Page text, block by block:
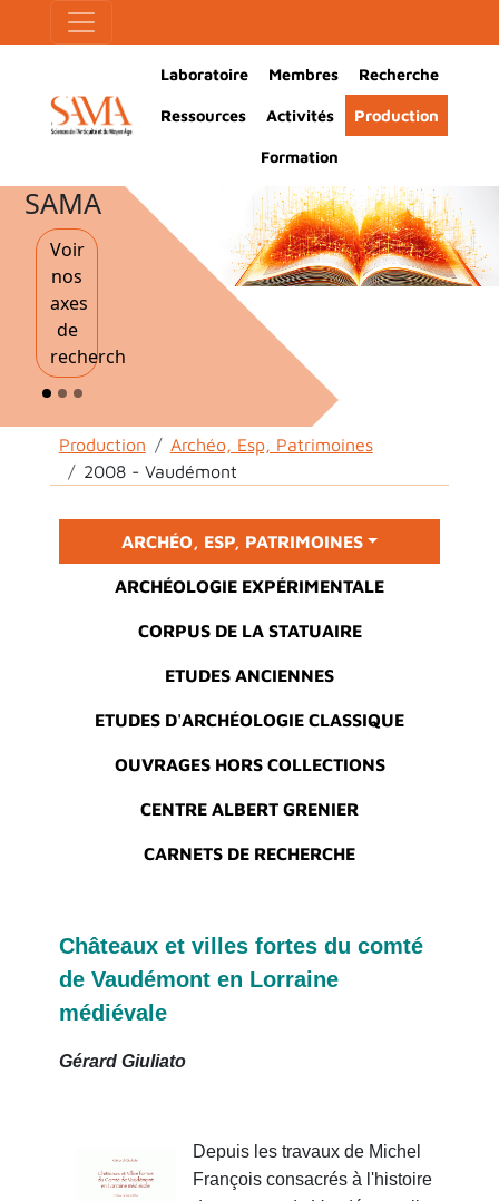
Aller au contenu principal
Main Navigation
Laboratoire Membres Recherche
Ressources Activités Production
Formation
SAMA
Voir
nos
axes
de
recherche
Fil d'Ariane
Production
Archéo, Esp, Patrimoines
2008 - Vaudémont
Main menu
ARCHÉO, ESP, PATRIMOINES
ARCHÉOLOGIE EXPÉRIMENTALE
CORPUS DE LA STATUAIRE
ETUDES ANCIENNES
ETUDES D'ARCHÉOLOGIE CLASSIQUE
OUVRAGES HORS COLLECTIONS
CENTRE ALBERT GRENIER
CARNETS DE RECHERCHE
Châteaux et villes fortes du comté
de Vaudémont en Lorraine
médiévale
Gérard Giuliato
Depuis les travaux de Michel
François consacrés à l'histoire
Panneau de gestion des cookies